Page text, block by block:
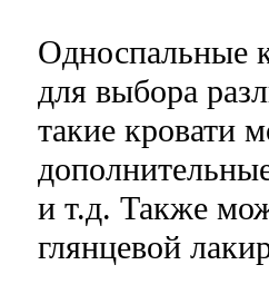
Односпальные
для выбора
такие кровати
и т.д. Также
глянцевой